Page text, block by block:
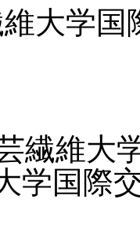
大学国
繊維大
学国際